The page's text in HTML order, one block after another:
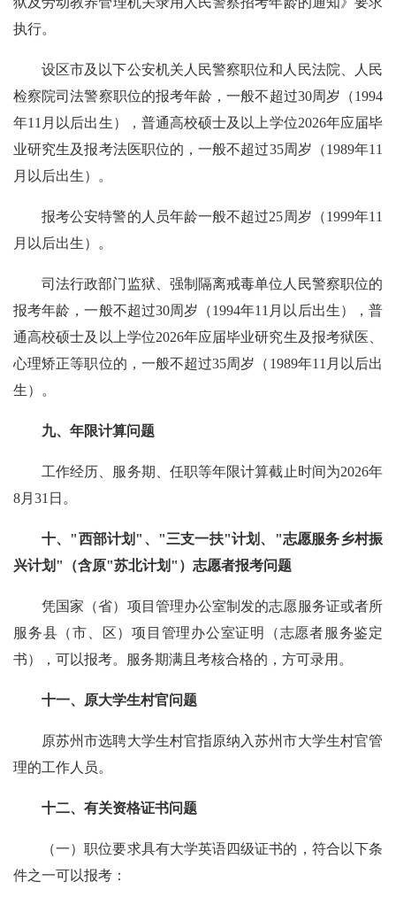
执行。
设区市及以下公安机关人民警察职位和人民法院、人民
检察院司法警察职位的报考年龄，一般不超过30周岁（1994
年11月以后出生），普通高校硕士及以上学位2026年应届毕
业研究生及报考法医职位的，一般不超过35周岁（1989年11
月以后出生）。
报考公安特警的人员年龄一般不超过25周岁（1999年11
月以后出生）。
司法行政部门监狱、强制隔离戒毒单位人民警察职位的
报考年龄，一般不超过30周岁（1994年11月以后出生），普
通高校硕士及以上学位2026年应届毕业研究生及报考狱医、
心理矫正等职位的，一般不超过35周岁（1989年11月以后出
生）。
九、年限计算问题
工作经历、服务期、任职等年限计算截止时间为2026年
8月31日。
十、"西部计划"、"三支一扶"计划、"志愿服务乡村振
兴计划"（含原"苏北计划"）志愿者报考问题
凭国家（省）项目管理办公室制发的志愿服务证或者所
服务县（市、区）项目管理办公室证明（志愿者服务鉴定
书），可以报考。服务期满且考核合格的，方可录用。
十一、原大学生村官问题
原苏州市选聘大学生村官指原纳入苏州市大学生村官管
理的工作人员。
十二、有关资格证书问题
（一）职位要求具有大学英语四级证书的，符合以下条
件之一可以报考：